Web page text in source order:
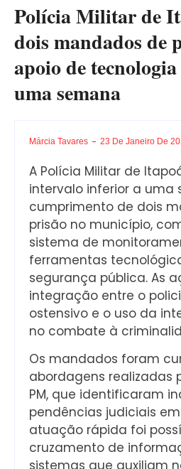
Polícia Militar de
dois mandados de
apoio de
uma semana
Márcia Tavares 23 De Janeiro De
A Polícia Militar de
intervalo inferior a uma
cumprimento de dois
prisão no município,
sistema de
ferramentas
segurança pública. As
integração entre o
ostensivo e o uso da
no combate à
Os mandados foram
abordagens realizadas
PM, que identificaram
pendências judiciais
atuação rápida foi
cruzamento de
sistemas que auxiliam